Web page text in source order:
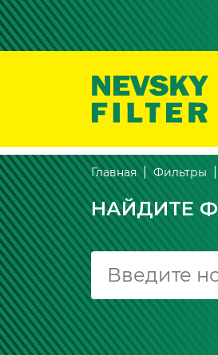
Главная Фильтры
НАЙДИТЕ